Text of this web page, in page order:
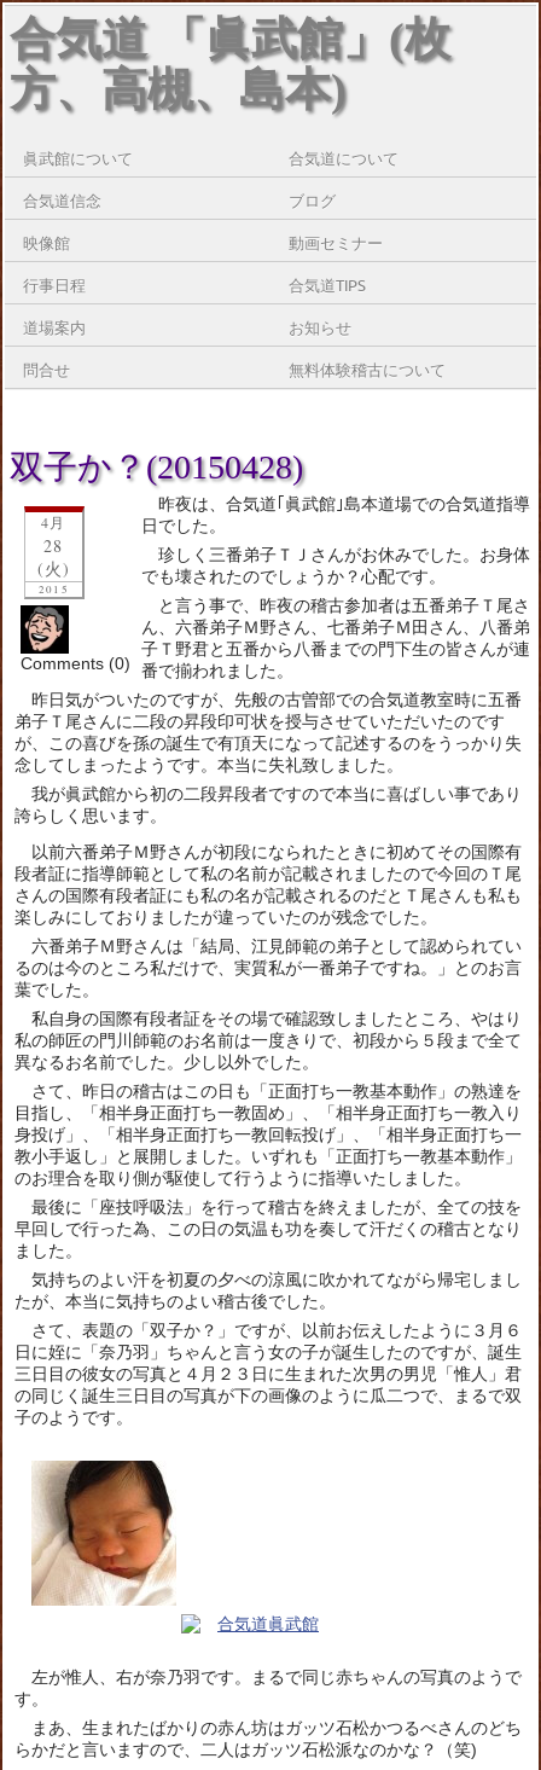
合気道 「眞武館」(枚
方、高槻、島本)
眞武館について 合気道について
合気道信念 ブログ
映像館 動画セミナー
行事日程 合気道TIPS
道場案内 お知らせ
問合せ 無料体験稽古について
双子か？(20150428)
4月
28
(火)
2015
Comments (0)
昨夜は、合気道｢眞武館｣島本道場での合気道指導
日でした。
珍しく三番弟子ＴＪさんがお休みでした。お身体
でも壊されたのでしょうか？心配です。
と言う事で、昨夜の稽古参加者は五番弟子Ｔ尾さ
ん、六番弟子Ｍ野さん、七番弟子Ｍ田さん、八番弟
子Ｔ野君と五番から八番までの門下生の皆さんが連
番で揃われました。
昨日気がついたのですが、先般の古曽部での合気道教室時に五番
弟子Ｔ尾さんに二段の昇段印可状を授与させていただいたのです
が、この喜びを孫の誕生で有頂天になって記述するのをうっかり失
念してしまったようです。本当に失礼致しました。
我が眞武館から初の二段昇段者ですので本当に喜ばしい事であり
誇らしく思います。
以前六番弟子Ｍ野さんが初段になられたときに初めてその国際有
段者証に指導師範として私の名前が記載されましたので今回のＴ尾
さんの国際有段者証にも私の名が記載されるのだとＴ尾さんも私も
楽しみにしておりましたが違っていたのが残念でした。
六番弟子Ｍ野さんは「結局、江見師範の弟子として認められてい
るのは今のところ私だけで、実質私が一番弟子ですね。」とのお言
葉でした。
私自身の国際有段者証をその場で確認致しましたところ、やはり
私の師匠の門川師範のお名前は一度きりで、初段から５段まで全て
異なるお名前でした。少し以外でした。
さて、昨日の稽古はこの日も「正面打ち一教基本動作」の熟達を
目指し、「相半身正面打ち一教固め」、「相半身正面打ち一教入り
身投げ」、「相半身正面打ち一教回転投げ」、「相半身正面打ち一
教小手返し」と展開しました。いずれも「正面打ち一教基本動作」
のお理合を取り側が駆使して行うように指導いたしました。
最後に「座技呼吸法」を行って稽古を終えましたが、全ての技を
早回しで行った為、この日の気温も功を奏して汗だくの稽古となり
ました。
気持ちのよい汗を初夏の夕べの涼風に吹かれてながら帰宅しまし
たが、本当に気持ちのよい稽古後でした。
さて、表題の「双子か？」ですが、以前お伝えしたように３月６
日に姪に「奈乃羽」ちゃんと言う女の子が誕生したのですが、誕生
三日目の彼女の写真と４月２３日に生まれた次男の男児「惟人」君
の同じく誕生三日目の写真が下の画像のように瓜二つで、まるで双
子のようです。
左が惟人、右が奈乃羽です。まるで同じ赤ちゃんの写真のようで
す。
まあ、生まれたばかりの赤ん坊はガッツ石松かつるべさんのどち
らかだと言いますので、二人はガッツ石松派なのかな？（笑)